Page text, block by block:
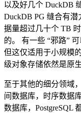
以及好几个 DuckDB
DuckDB PG 缝合有
据量超过几十个 TB
的。 有一些 “邪路”
但这仅适用于小规模
级对象存储依然是原
至于其他的细分领域
间数据库，时序数据
数据库，PostgreSQL